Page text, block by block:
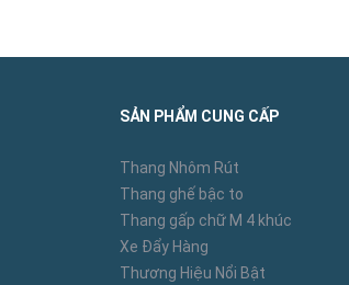
SẢN PHẨM CUNG CẤP
Thang Nhôm Rút
Thang ghế bậc to
Thang gấp chữ M 4 khúc
Xe Đẩy Hàng
Thương Hiệu Nổi Bật